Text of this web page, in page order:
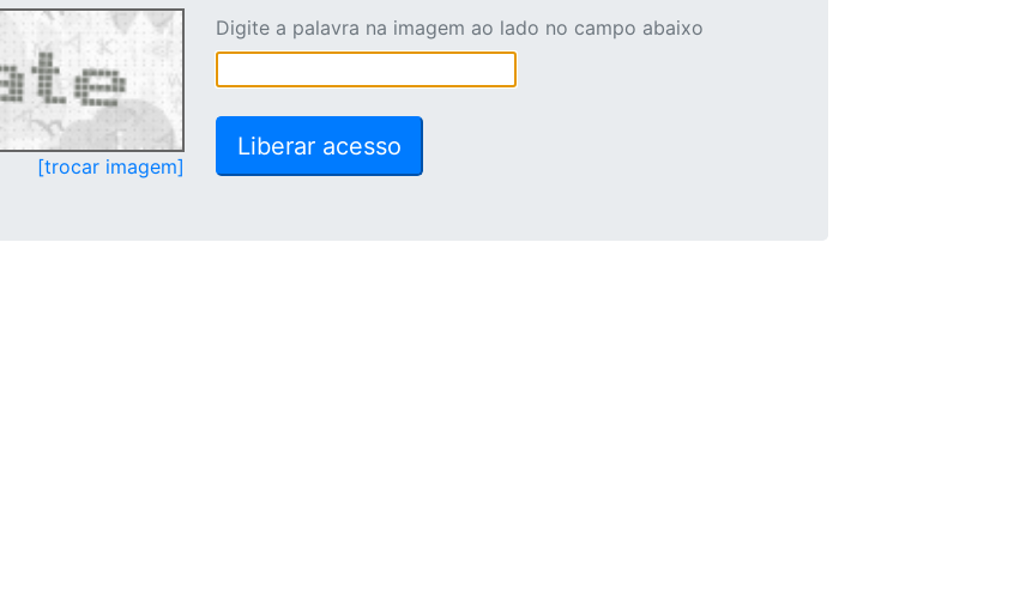
[trocar imagem]
Digite a palavra na imagem ao lado no campo abaixo